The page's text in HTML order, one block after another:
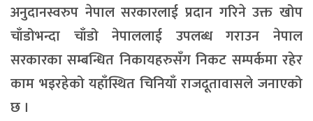
अनुदानस्वरुप नेपाल सरकारलाई प्रदान गरिने उक्त खोप
चाँडोभन्दा चाँडो नेपाललाई उपलब्ध गराउन नेपाल
सरकारका सम्बन्धित निकायहरुसँग निकट सम्पर्कमा रहेर
काम भइरहेको यहाँस्थित चिनियाँ राजदूतावासले जनाएको
छ ।